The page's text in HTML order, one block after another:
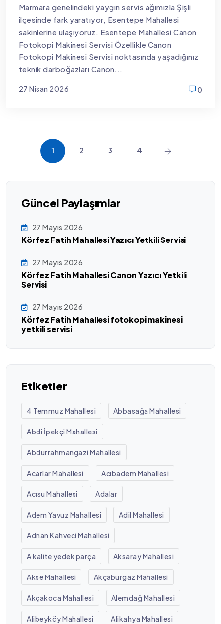
Marmara genelindeki yaygın servis ağımızla Şişli
ilçesinde fark yaratıyor, Esentepe Mahallesi
sakinlerine ulaşıyoruz. Esentepe Mahallesi Canon
Fotokopi Makinesi Servisi Özellikle Canon
Fotokopi Makinesi Servisi noktasında yaşadığınız
teknik darboğazları Canon...
27 Nisan 2026
0
1 2 3 4
Güncel Paylaşımlar
27 Mayıs 2026
Körfez Fatih Mahallesi Yazıcı Yetkili Servisi
27 Mayıs 2026
Körfez Fatih Mahallesi Canon Yazıcı Yetkili
Servisi
27 Mayıs 2026
Körfez Fatih Mahallesi fotokopi makinesi
yetkili servisi
Etiketler
4 Temmuz Mahallesi Abbasağa Mahallesi
Abdi İpekçi Mahallesi
Abdurrahmangazi Mahallesi
Acarlar Mahallesi Acıbadem Mahallesi
Acısu Mahallesi Adalar
Adem Yavuz Mahallesi Adil Mahallesi
Adnan Kahveci Mahallesi
A kalite yedek parça Aksaray Mahallesi
Akse Mahallesi Akçaburgaz Mahallesi
Akçakoca Mahallesi Alemdağ Mahallesi
Alibeyköy Mahallesi Alikahya Mahallesi